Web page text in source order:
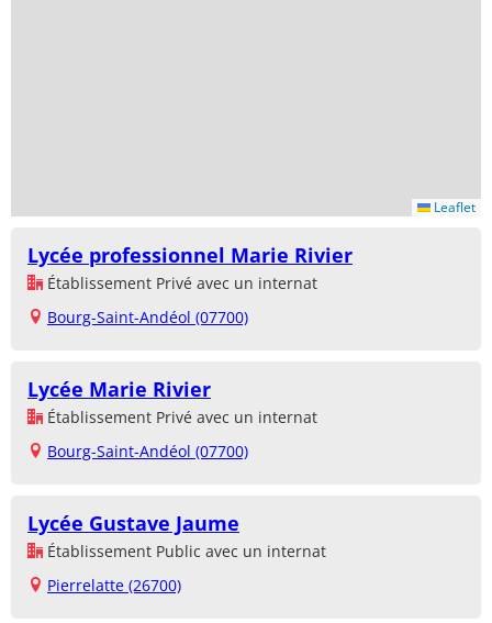
Leaflet
Lycée professionnel Marie Rivier
Établissement Privé avec un internat
Bourg-Saint-Andéol (07700)
Lycée Marie Rivier
Établissement Privé avec un internat
Bourg-Saint-Andéol (07700)
Lycée Gustave Jaume
Établissement Public avec un internat
Pierrelatte (26700)